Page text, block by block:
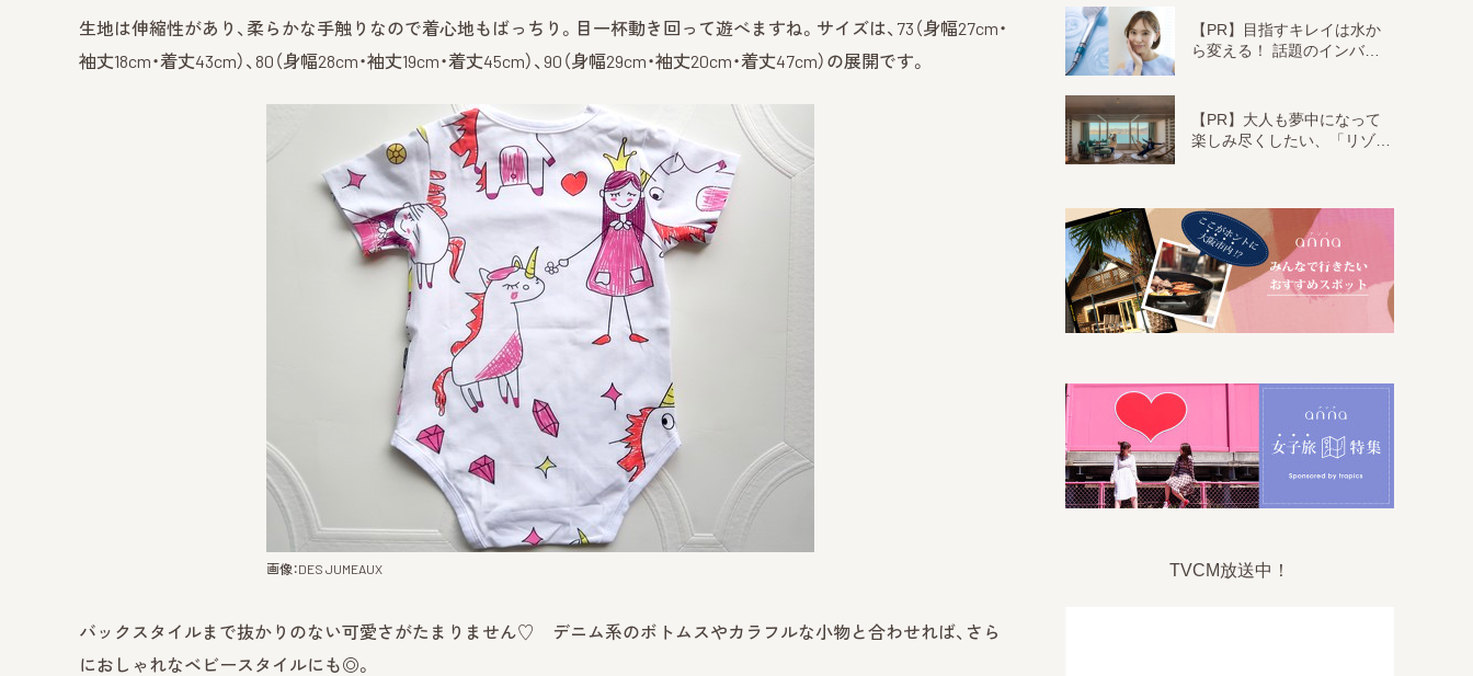
生地は伸縮性があり、柔らかな手触りなので着心地もばっちり。目一杯動き回って遊べますね。サイズは、73（身幅27cm・
袖丈18cm・着丈43cm）、80（身幅28cm・袖丈19cm・着丈45cm）、90（身幅29cm・袖丈20cm・着丈47cm）の展開です。
画像：DES JUMEAUX
バックスタイルまで抜かりのない可愛さがたまりません♡ デニム系のボトムスやカラフルな小物と合わせれば、さら
におしゃれなベビースタイルにも◎。
【PR】目指すキレイは水か
ら変える！ 話題のインバ…
【PR】大人も夢中になって
楽しみ尽くしたい、「リゾ…
TVCM放送中！